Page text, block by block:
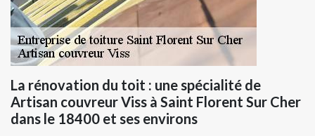
La rénovation du toit : une spécialité de
Artisan couvreur Viss à Saint Florent Sur Cher
dans le 18400 et ses environs